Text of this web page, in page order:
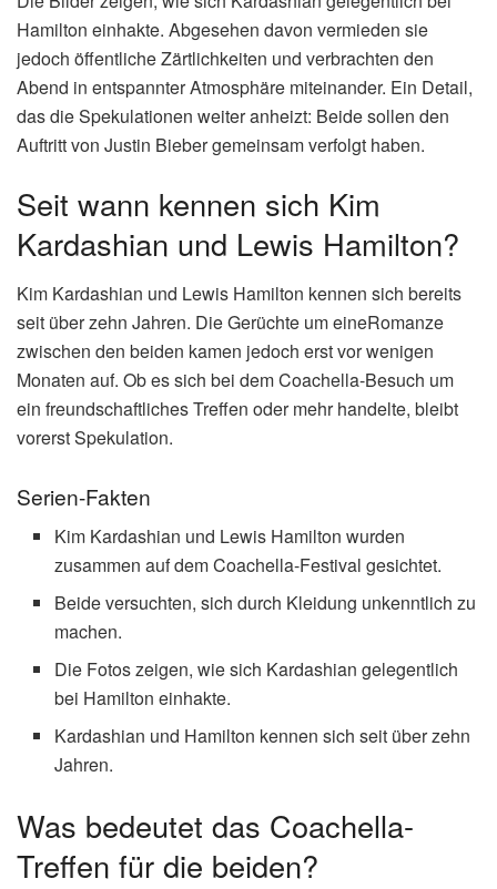
Hamilton einhakte. Abgesehen davon vermieden sie
jedoch öffentliche Zärtlichkeiten und verbrachten den
Abend in entspannter Atmosphäre miteinander. Ein Detail,
das die Spekulationen weiter anheizt: Beide sollen den
Auftritt von Justin Bieber gemeinsam verfolgt haben.
Seit wann kennen sich Kim
Kardashian und Lewis Hamilton?
Kim Kardashian und Lewis Hamilton kennen sich bereits
seit über zehn Jahren. Die Gerüchte um eineRomanze
zwischen den beiden kamen jedoch erst vor wenigen
Monaten auf. Ob es sich bei dem Coachella-Besuch um
ein freundschaftliches Treffen oder mehr handelte, bleibt
vorerst Spekulation.
Serien-Fakten
Kim Kardashian und Lewis Hamilton wurden
zusammen auf dem Coachella-Festival gesichtet.
Beide versuchten, sich durch Kleidung unkenntlich zu
machen.
Die Fotos zeigen, wie sich Kardashian gelegentlich
bei Hamilton einhakte.
Kardashian und Hamilton kennen sich seit über zehn
Jahren.
Was bedeutet das Coachella-
Treffen für die beiden?